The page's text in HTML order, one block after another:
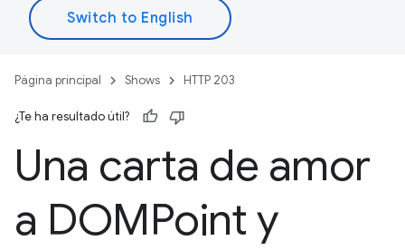
Página principal Shows HTTP 203
¿Te ha resultado útil?
Una carta de amor
a DOMPoint y